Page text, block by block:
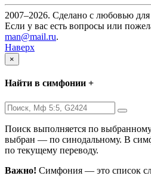
2007–2026. Сделано с любовью
Если у вас есть вопросы или
man@mail.ru.
Наверх
×
Найти в симфонии +
Поиск выполняется по
выбран — по синодальному. В
по текущему переводу.
Важно! Симфония — это список